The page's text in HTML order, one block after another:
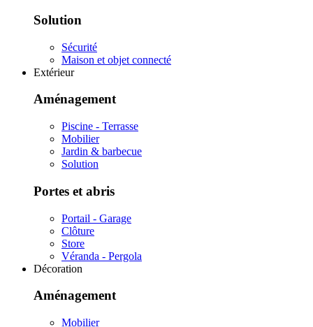
Solution
Sécurité
Maison et objet connecté
Extérieur
Aménagement
Piscine - Terrasse
Mobilier
Jardin & barbecue
Solution
Portes et abris
Portail - Garage
Clôture
Store
Véranda - Pergola
Décoration
Aménagement
Mobilier